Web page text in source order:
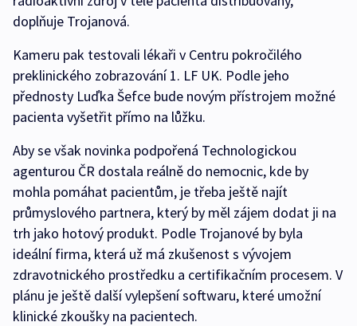
doplňuje Trojanová.
Kameru pak testovali lékaři v Centru pokročilého
preklinického zobrazování 1. LF UK. Podle jeho
přednosty Luďka Šefce bude novým přístrojem možné
pacienta vyšetřit přímo na lůžku.
Aby se však novinka podpořená Technologickou
agenturou ČR dostala reálně do nemocnic, kde by
mohla pomáhat pacientům, je třeba ještě najít
průmyslového partnera, který by měl zájem dodat ji na
trh jako hotový produkt. Podle Trojanové by byla
ideální firma, která už má zkušenost s vývojem
zdravotnického prostředku a certifikačním procesem. V
plánu je ještě další vylepšení softwaru, které umožní
klinické zkoušky na pacientech.